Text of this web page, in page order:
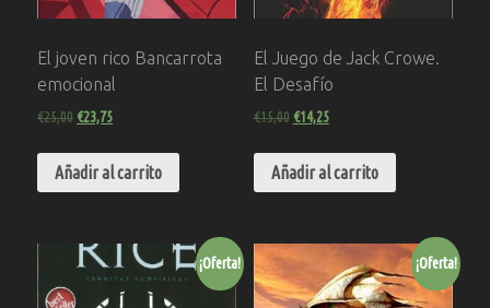
El joven rico Bancarrota
emocional
€25,00€23,75
Añadir al carrito
El Juego de Jack Crowe.
El Desafío
€15,00 €14,25
Añadir al carrito
¡Oferta! ¡Oferta!